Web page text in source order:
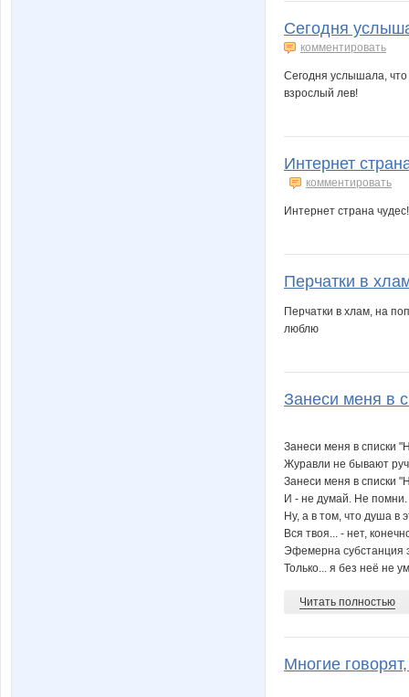
Cегодня
комментировать
Cегодня услышала,
взрослый лев!
Интернет
комментировать
Интернет страна
Перчатки в
Перчатки в хлам, на
люблю
Занеси меня в
Занеси меня в списки
Журавли не бывают
Занеси меня в списки
И - не думай. Не
Ну, а в том, что душа в
Вся твоя... - нет,
Эфемерна субстанция
Только... я без неё не
Читать полностью
Многие